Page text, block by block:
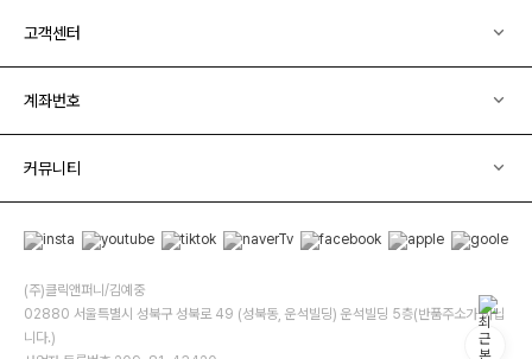
고객센터
계좌번호
커뮤니티
(주)클릭앤퍼니/김예중
02880 서울특별시 성북구 성북로 49 (성북동, 운석빌딩) 운석빌딩 5층(반품주소가 아닙
니다.)